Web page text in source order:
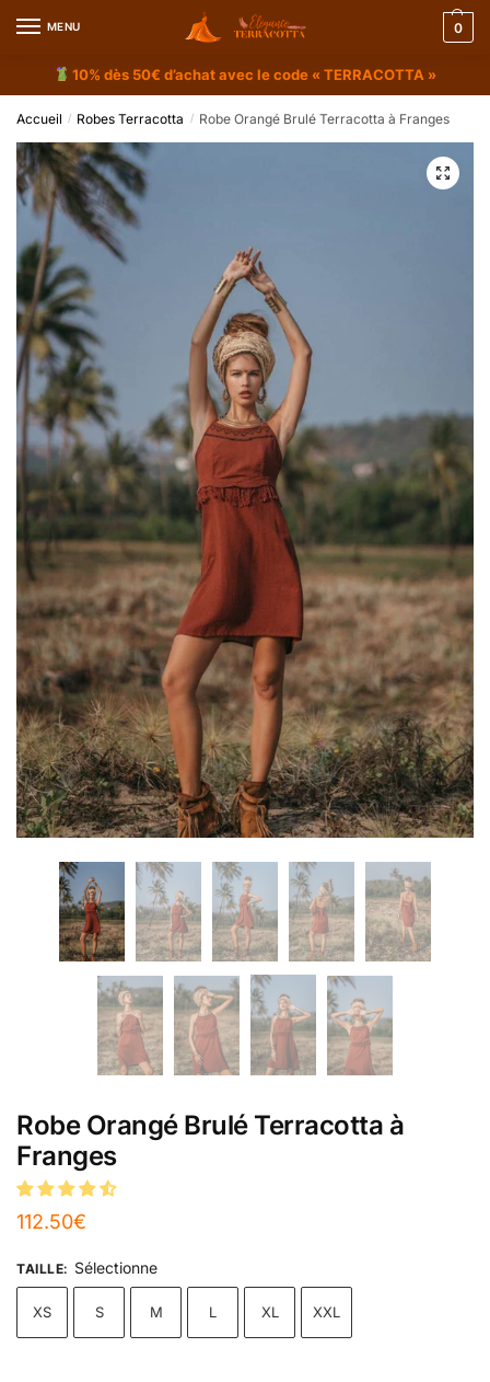
MENU 0
10% dès 50€ d’achat avec le code « TERRACOTTA »
Accueil / Robes Terracotta / Robe Orangé Brulé Terracotta à Franges
Robe Orangé Brulé Terracotta à
Franges
112.50€
TAILLE: Sélectionne
XS S M L XL XXL